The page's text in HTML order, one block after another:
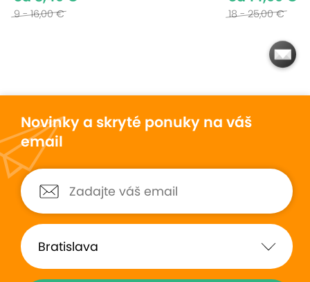
9 - 16,00 € 18 - 25,00 €
Novinky a skryté ponuky na váš
email